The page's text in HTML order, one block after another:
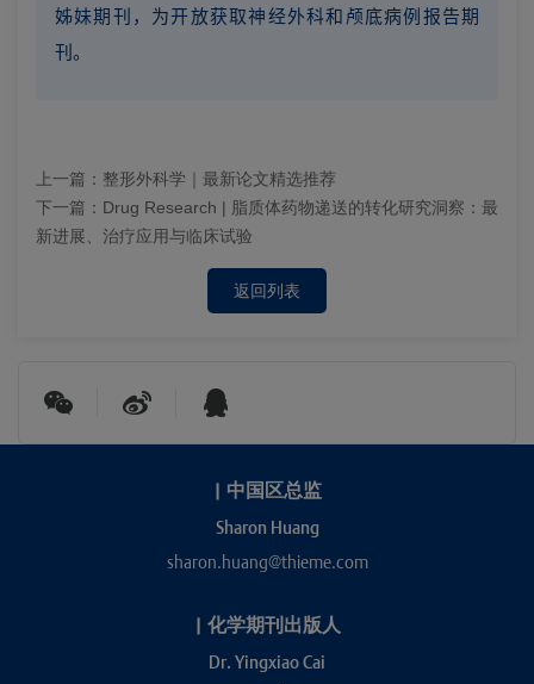
姊妹期刊，为开放获取神经外科和颅底病例报告期
刊。
上一篇： 整形外科学｜最新论文精选推荐
下一篇： Drug Research | 脂质体药物递送的转化研究洞察：最
新进展、治疗应用与临床试验
返回列表
| 中国区总监
Sharon Huang
sharon.huang@thieme.com
| 化学期刊出版人
Dr. Yingxiao Cai